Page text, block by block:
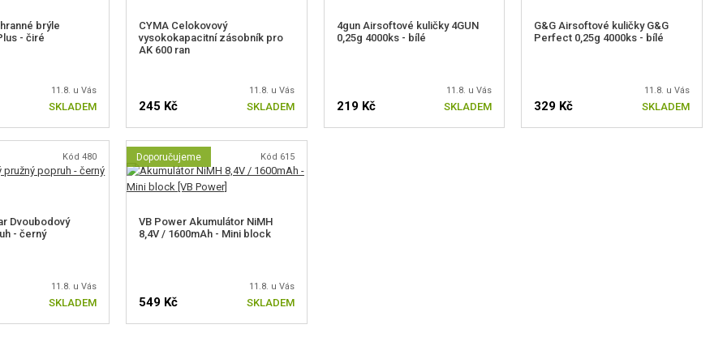
brýle
- čiré
11.8. u Vás
SKLADEM
CYMA Celokovový
vysokokapacitní zásobník pro
AK 600 ran
11.8. u Vás
245 Kč SKLADEM
4gun Airsoftové kuličky 4GUN
0,25g 4000ks - bílé
11.8. u Vás
219 Kč SKLADEM
G&G Airsoftové kuličky G&G
Perfect 0,25g 4000ks - bílé
11.8. u Vás
329 Kč SKLADEM
Kód 480
Dvoubodový
- černý
11.8. u Vás
SKLADEM
Doporučujeme Kód 615
VB Power Akumulátor NiMH
8,4V / 1600mAh - Mini block
11.8. u Vás
549 Kč SKLADEM